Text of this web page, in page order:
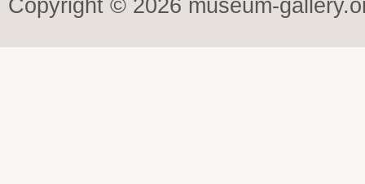
Copyright © 2026 museum-